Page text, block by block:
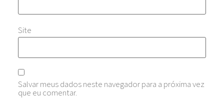
Site
Salvar meus dados neste navegador para a próxima vez
que eu comentar.